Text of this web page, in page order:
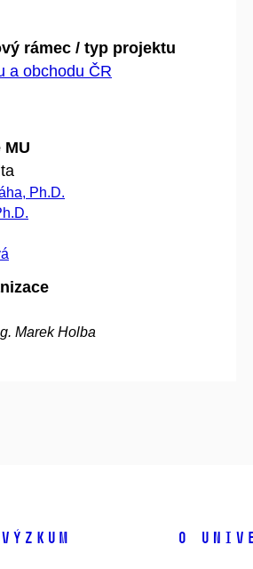
rámec / typ projektu
a obchodu ČR
Ph.D.
Marek Holba
Výzkum O